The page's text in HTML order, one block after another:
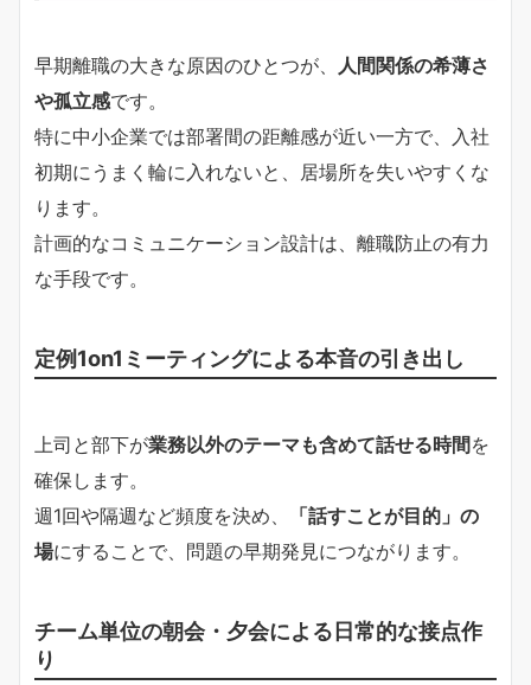
早期離職の大きな原因のひとつが、
人間関係の希薄さ
や孤立感です。
特に中小企業では部署間の距離感が近い一方で、入社
初期にうまく輪に入れないと、居場所を失いやすくな
ります。
計画的なコミュニケーション設計は、離職防止の有力
な手段です。
定例1on1ミーティングによる本音の引き出し
上司と部下が業務以外のテーマも含めて話せる時間を
確保します。
週1回や隔週など頻度を決め、
「話すことが目的」の
場にすることで、問題の早期発見につながります。
チーム単位の朝会・夕会による日常的な接点作
り